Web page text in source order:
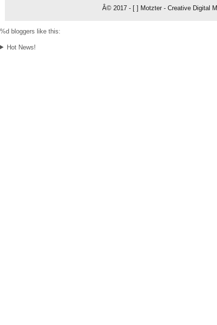
Â© 2017 - [ ] Motzter - Creative Digital
%d bloggers like this:
Hot News!